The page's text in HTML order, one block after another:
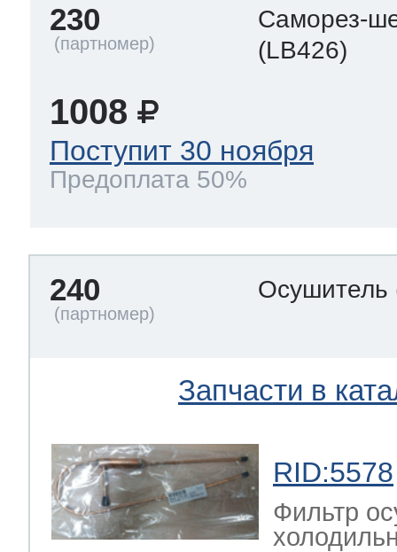
230
Саморез-
(LB426)
1008
Поступит 30 ноября
Предоплата 50%
240 Осушитель
Запчасти в
RID:5578
Фильтр